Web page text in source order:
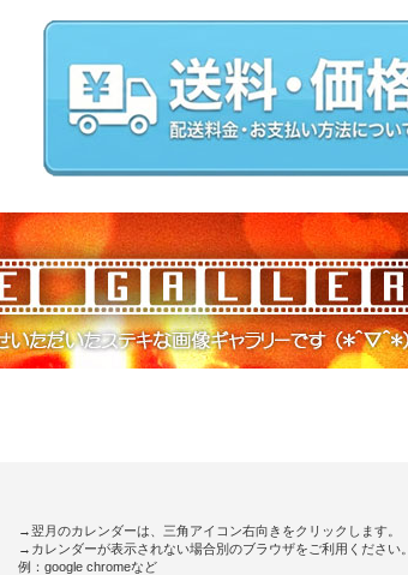
→翌月のカレンダーは、三角アイコン右向きをクリックします。
→カレンダーが表示されない場合別のブラウザをご利用ください。
例：google chromeなど